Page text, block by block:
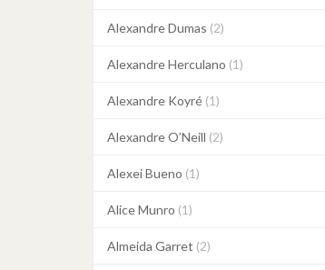
Alexandre Dumas (2)
Alexandre Herculano (1)
Alexandre Koyré (1)
Alexandre O’Neill (2)
Alexei Bueno (1)
Alice Munro (1)
Almeida Garret (2)